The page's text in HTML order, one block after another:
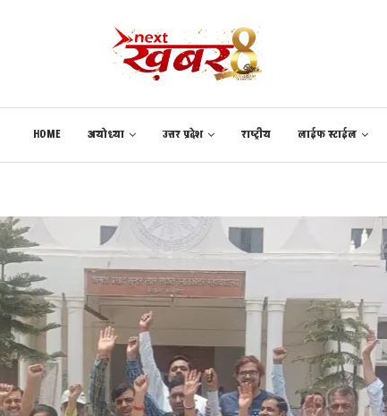
HOME अयोध्या उत्तर प्रदेश राष्ट्रीय लाईफ स्टाईल